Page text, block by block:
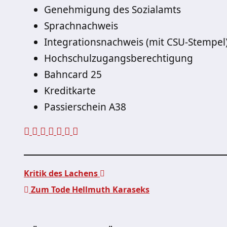
Genehmigung des Sozialamts
Sprachnachweis
Integrationsnachweis (mit CSU-
Hochschulzugangsberechtigung
Bahncard 25
Kreditkarte
Passierschein A38
Kritik des Lachens
Zum Tode Hellmuth Karaseks